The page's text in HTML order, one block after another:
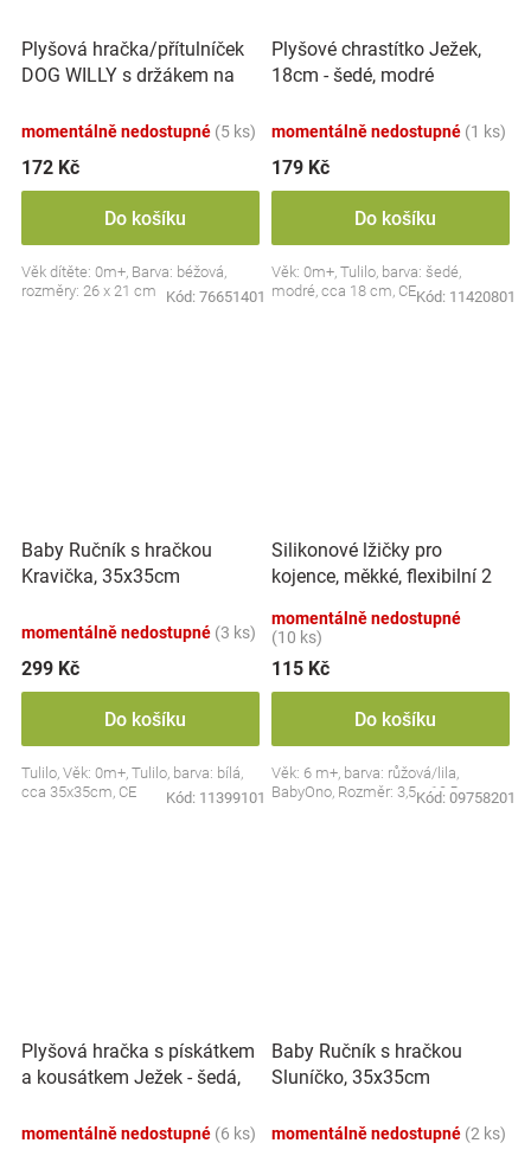
Plyšová hračka/přítulníček
DOG WILLY s držákem na
momentálně nedostupné (5 ks)
172 Kč
Do košíku
Věk dítěte: 0m+, Barva: béžová,
rozměry: 26 x 21 cm
Kód: 76651401
Plyšové chrastítko Ježek,
18cm - šedé, modré
momentálně nedostupné (1 ks)
179 Kč
Do košíku
Věk: 0m+, Tulilo, barva: šedé,
modré, cca 18 cm, CEKód: 11420801
Baby Ručník s hračkou
Kravička, 35x35cm
momentálně nedostupné (3 ks)
299 Kč
Do košíku
Tulilo, Věk: 0m+, Tulilo, barva: bílá,
cca 35x35cm, CE
Kód: 11399101
Silikonové lžičky pro
kojence, měkké, flexibilní 2
momentálně nedostupné
(10 ks)
115 Kč
Do košíku
Věk: 6 m+, barva: růžová/lila,
BabyOno, Rozměr: 3,5 x 10,5 cm
Kód: 09758201
Plyšová hračka s pískátkem
a kousátkem Ježek - šedá,
momentálně nedostupné (6 ks)
Baby Ručník s hračkou
Sluníčko, 35x35cm
momentálně nedostupné (2 ks)